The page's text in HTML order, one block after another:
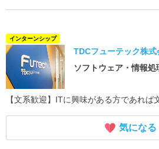
インターンシップ
TDCフューテック株式
ソフトウェア・情報処
【文系歓迎】ITに興味がある方であれば
気になる